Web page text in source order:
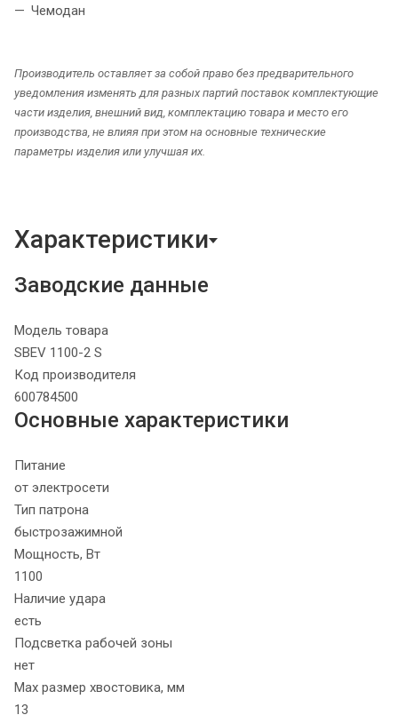
Чемодан
Производитель оставляет за собой право без предварительного
уведомления изменять для разных партий поставок комплектующие
части изделия, внешний вид, комплектацию товара и место его
производства, не влияя при этом на основные технические
параметры изделия или улучшая их.
Характеристики
Заводские данные
Модель товара
SBEV 1100-2 S
Код производителя
600784500
Основные характеристики
Питание
от электросети
Тип патрона
быстрозажимной
Мощность, Вт
1100
Наличие удара
есть
Подсветка рабочей зоны
нет
Max размер хвостовика, мм
13